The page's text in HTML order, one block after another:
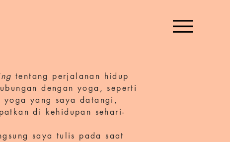
tentang perjalanan hidup
dengan yoga, seperti
yang saya datangi,
di kehidupan sehari-
saya tulis pada saat